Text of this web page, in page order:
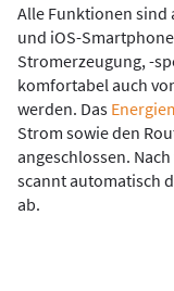
Alle Funktionen sind
und iOS-
Stromerzeugung, -
komfortabel auch
werden. Das
Strom sowie den
angeschlossen.
scannt automatisch
ab.